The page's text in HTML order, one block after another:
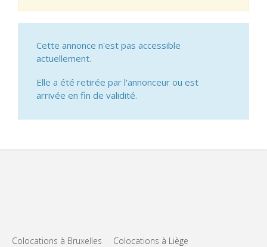
Cette annonce n'est pas accessible
actuellement.
Elle a été retirée par l'annonceur ou est
arrivée en fin de validité.
Colocations à Bruxelles
Colocations à Liège